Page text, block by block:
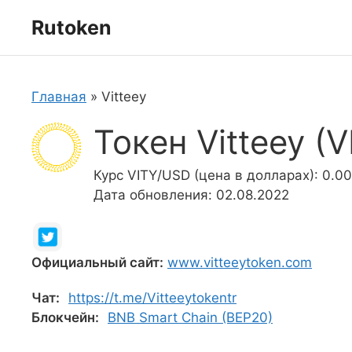
Rutoken
Главная » Vitteey
Токен Vitteey
Курс VITY/USD (цена в долларах):
Дата обновления: 02.08.2022
Официальный сайт: www.vitteeytoken.com
Чат:
https://t.me/Vitteeytokentr
Блокчейн:
BNB Smart Chain (BEP20)